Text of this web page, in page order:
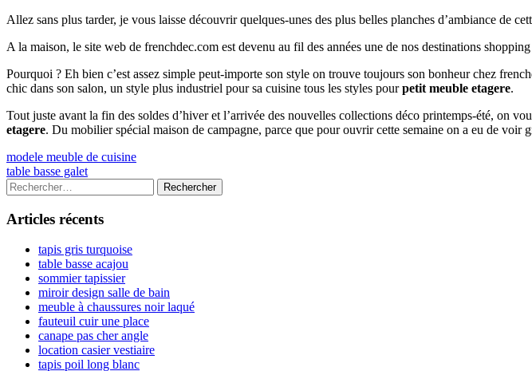
Allez sans plus tarder, je vous laisse découvrir quelques-unes des plus belles planches d’ambiance de
A la maison, le site web de frenchdec.com est devenu au fil des années une de nos destinations
Pourquoi ? Eh bien c’est assez simple peut-importe son style on trouve toujours son bonheur chez
chic dans son salon, un style plus industriel pour sa cuisine tous les styles pourpetit meuble etagere.
Tout juste avant la fin des soldes d’hiver et l’arrivée des nouvelles collections déco printemps-été, on
etagere. Du mobilier spécial maison de campagne, parce que pour ouvrir cette semaine on a eu de voir
Navigation
de
l’article
Previous
article:
modele meuble de cuisine
Next
article:
table basse galet
Colonne
latérale
principale
Rechercher :
Articles récents
tapis gris turquoise
table basse acajou
sommier tapissier
miroir design salle de bain
meuble à chaussures noir laqué
fauteuil cuir une place
canape pas cher angle
location casier vestiaire
tapis poil long blanc